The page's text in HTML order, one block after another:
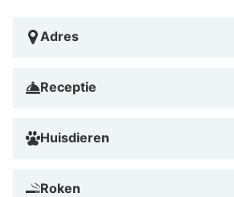
Adres
Receptie
Huisdieren
Roken